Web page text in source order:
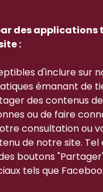
des applications
:
d'inclure sur
émanant de
des contenus
ou de faire
consultation ou
de notre site. Tel
boutons
tels que